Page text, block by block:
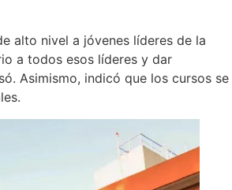
alto nivel a jóvenes líderes de la
a todos esos líderes y dar
Asimismo, indicó que los cursos se